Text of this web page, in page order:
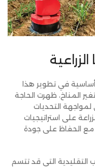
أساسية في تطوير هذا
المناخ، ظهرت الحاجة
لمواجهة التحديات
على استراتيجيات
مع الحفاظ على جودة
التقليدية التي قد تتسم